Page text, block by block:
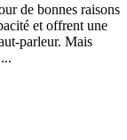
de bonnes raisons
et offrent une
parleur. Mais